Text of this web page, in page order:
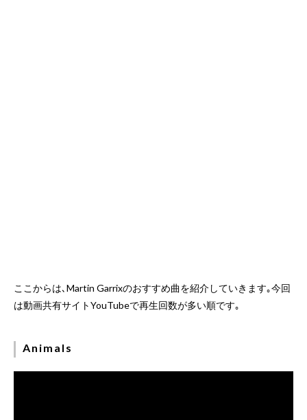
ここからは､Martin Garrixのおすすめ曲を紹介していきます｡今回
は動画共有サイトYouTubeで再生回数が多い順です｡
Animals